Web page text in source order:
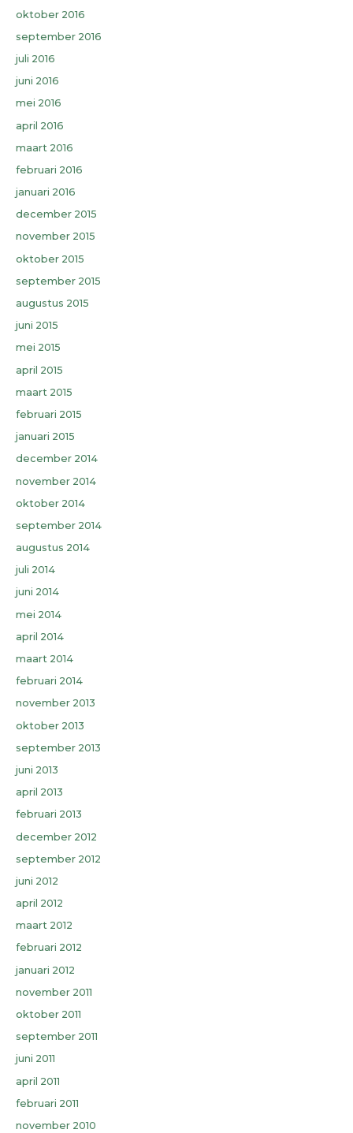
oktober 2016
september 2016
juli 2016
juni 2016
mei 2016
april 2016
maart 2016
februari 2016
januari 2016
december 2015
november 2015
oktober 2015
september 2015
augustus 2015
juni 2015
mei 2015
april 2015
maart 2015
februari 2015
januari 2015
december 2014
november 2014
oktober 2014
september 2014
augustus 2014
juli 2014
juni 2014
mei 2014
april 2014
maart 2014
februari 2014
november 2013
oktober 2013
september 2013
juni 2013
april 2013
februari 2013
december 2012
september 2012
juni 2012
april 2012
maart 2012
februari 2012
januari 2012
november 2011
oktober 2011
september 2011
juni 2011
april 2011
februari 2011
november 2010